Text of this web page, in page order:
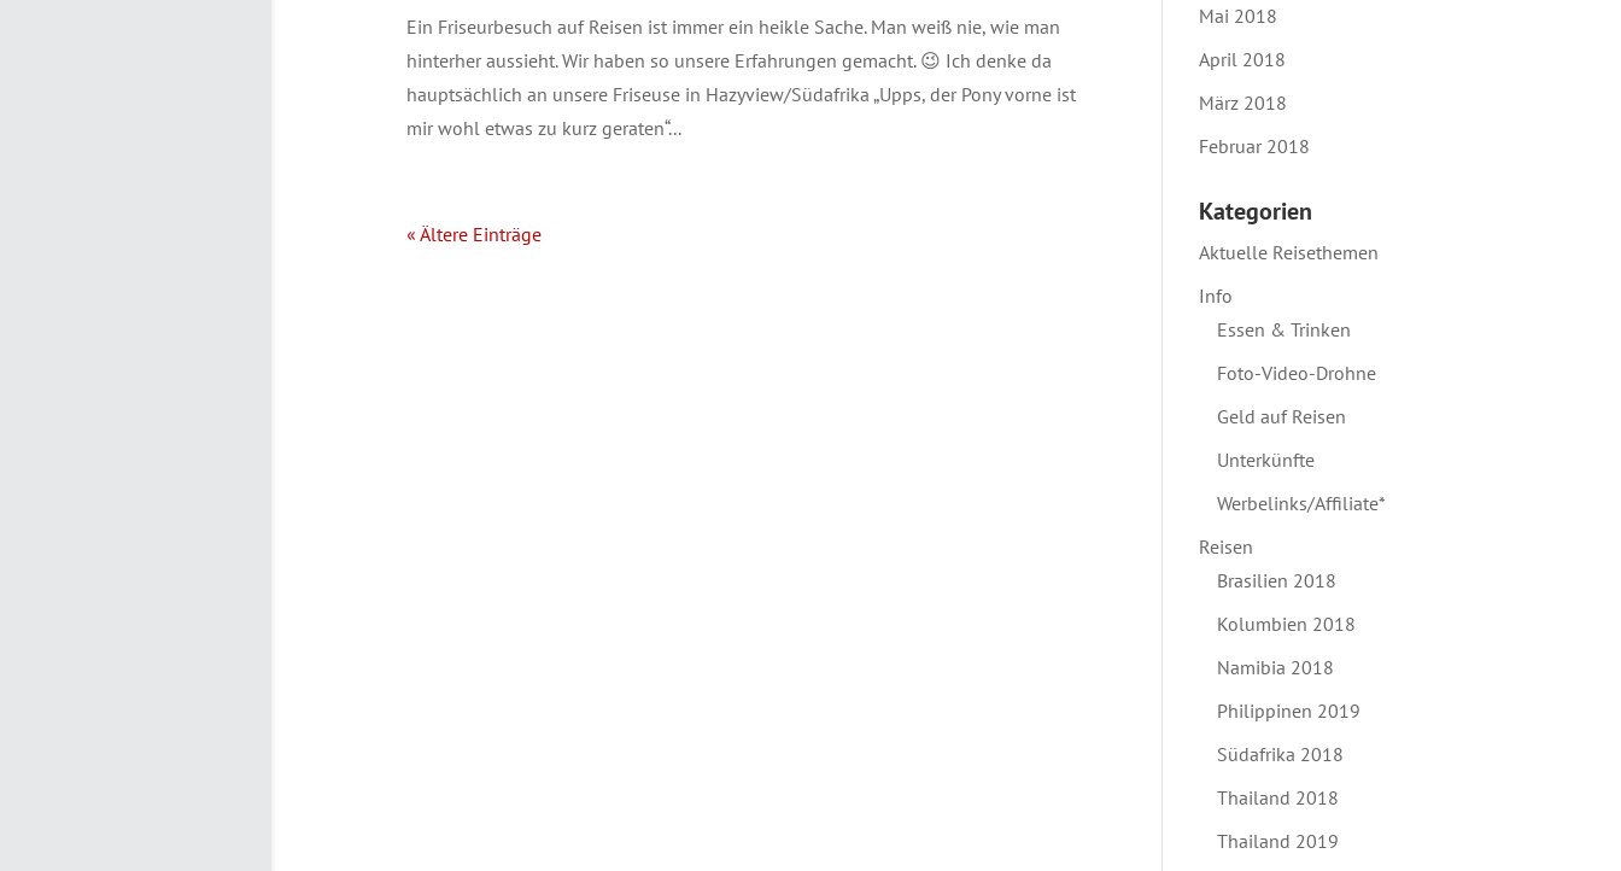
Ein Friseurbesuch auf Reisen ist immer ein heikle Sache. Man weiß nie, wie man
hinterher aussieht. Wir haben so unsere Erfahrungen gemacht. 😉 Ich denke da
hauptsächlich an unsere Friseuse in Hazyview/Südafrika „Upps, der Pony vorne ist
mir wohl etwas zu kurz geraten“...
« Ältere Einträge
Mai 2018
April 2018
März 2018
Februar 2018
Kategorien
Aktuelle Reisethemen
Info
Essen & Trinken
Foto-Video-Drohne
Geld auf Reisen
Unterkünfte
Werbelinks/Affiliate*
Reisen
Brasilien 2018
Kolumbien 2018
Namibia 2018
Philippinen 2019
Südafrika 2018
Thailand 2018
Thailand 2019